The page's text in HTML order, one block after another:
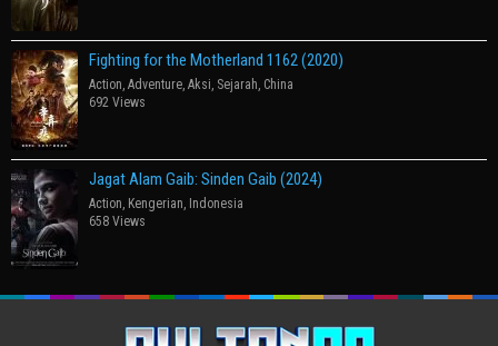
Fighting for the Motherland 1162 (2020)
Action, Adventure, Aksi, Sejarah, China
692 Views
Jagat Alam Gaib: Sinden Gaib (2024)
Action, Kengerian, Indonesia
658 Views